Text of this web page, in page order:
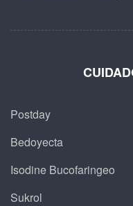
Postday
Bedoyecta
Isodine Bucofaringeo
Sukrol